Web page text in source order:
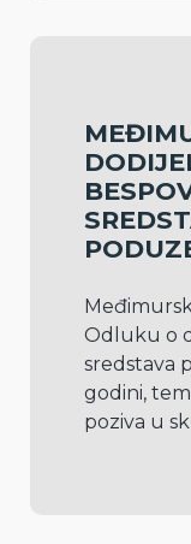
Odluku o
sredstava
godini,
poziva u